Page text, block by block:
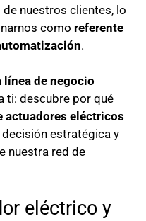
nuestros clientes, lo
como referente
.
línea de negocio
ti: descubre por qué
actuadores eléctricos
decisión estratégica y
nuestra red de
eléctrico y